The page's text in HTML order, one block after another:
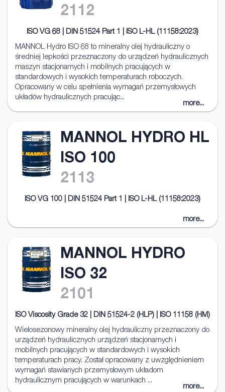
2112
ISO VG 68 | DIN 51524 Part 1 | ISO L-HL (11158:2023)
MANNOL Hydro ISO 68 to mineralny olej hydrauliczny o
średniej lepkości przeznaczony do urządzeń hydraulicznych
maszyn stacjonarnych i mobilnych pracujących w
standardowych i wysokich temperaturach roboczych.
Opracowany w celu spełnienia wymagań przemysłowych
układów hydraulicznych pracując...
more...
MANNOL HYDRO HL
ISO 100
2113
ISO VG 100 | DIN 51524 Part 1 | ISO L-HL (11158:2023)
more...
MANNOL HYDRO
ISO 32
2101
ISO Viscosity Grade 32 | DIN 51524-2 (HLP) | ISO 11158 (HM)
Wielosezonowy mineralny olej hydrauliczny przeznaczony do
urządzeń hydraulicznych urządzeń stacjonarnych i
mobilnych pracujących w standardowych i wysokich
temperaturach pracy. Został opracowany z uwzględnieniem
wymagań stawianych przemysłowym układom
hydraulicznym pracujących w warunkach ...
more...